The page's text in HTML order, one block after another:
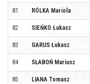
81 RÓLKA Mariola
82 SIEŃKO Łukasz
83 GARUS Łukasz
84 SŁABOŃ Mariusz
85 LIANA Tomasz